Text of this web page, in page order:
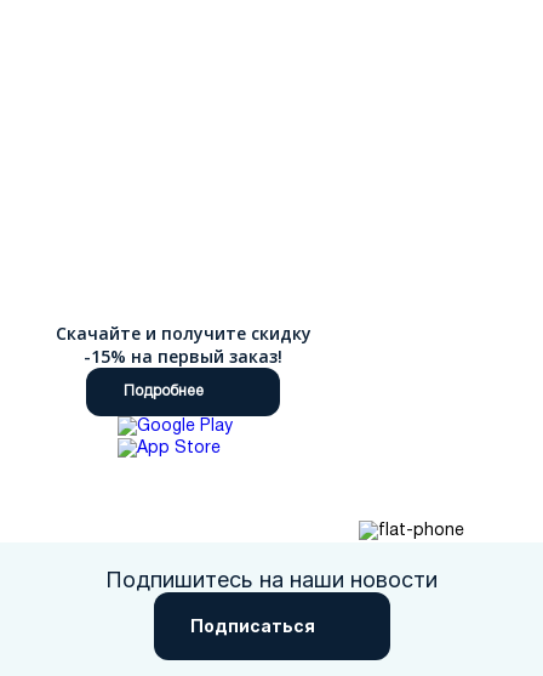
Покупка обуви RALF RINGER через интернет
Купить обувь для мужчин в интернет-магазине стало просто,
как никогда. Вам всего лишь нужно выбрать пару из каталога
и сделать заказ онлайн. Размерный ряд, описание и фото
представлены в карточке товара, где также можно
Скачайте и получите скидку
-15% на первый заказ!
Подробнее
Подпишитесь на наши новости
Подписаться